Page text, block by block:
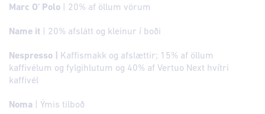
Marc O' Polo | 20% af öllum vörum
Name it | 20% afslátt og kleinur í boði
Nespresso | Kaffismakk og afslættir; 15% af öllum
kaffivélum og fylgihlutum og 40% af Vertuo Next hvítri
kaffivél
Noma | Ýmis tilboð